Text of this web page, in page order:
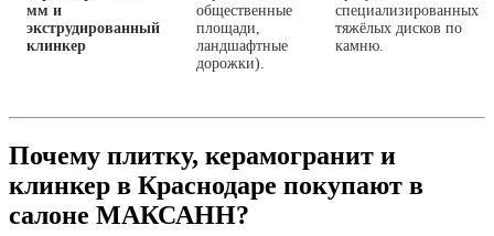
мм и
экструдированный
клинкер
общественные
площади,
ландшафтные
дорожки).
специализированных
тяжёлых дисков по
камню.
Почему плитку, керамогранит и
клинкер в Краснодаре покупают в
салоне МАКСАНН?